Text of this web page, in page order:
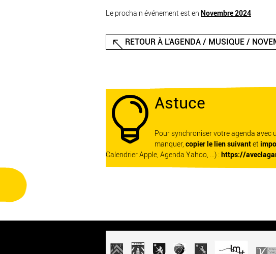
Le prochain événement est en Novembre 2024
RETOUR À L'AGENDA / MUSIQUE /
 Astuce
Pour synchroniser votre agenda avec
manquer, copier le lien suivantet
Calendrier Apple, Agenda Yahoo, ...) : https://